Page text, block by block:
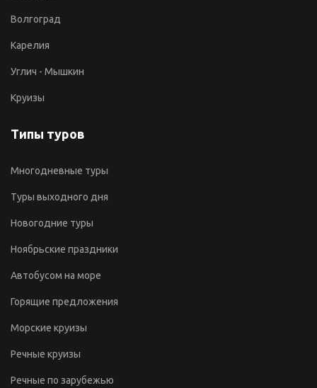
Волгоград
Карелия
Углич - Мышкин
Круизы
Типы туров
Многодневные туры
Туры выходного дня
Новогодние туры
Ноябрьские праздники
Автобусом на море
Горящие предложения
Морские круизы
Речные круизы
Речные по зарубежью